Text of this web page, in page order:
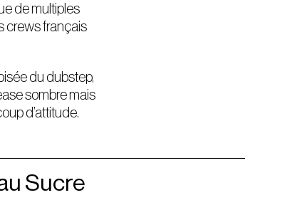
de multiples
crews français
du dubstep,
sombre mais
d’attitude.
Sucre